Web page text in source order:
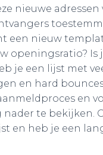
nieuwe adressen
een nieuw
openingsratio? Is
je een lijst met
en hard
en
te bekijken.
en heb je een